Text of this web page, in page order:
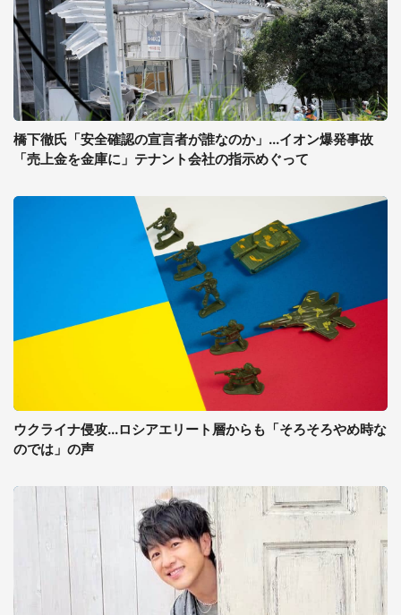
橋下徹氏「安全確認の宣言者が誰なのか」...イオン爆発事故
「売上金を金庫に」テナント会社の指示めぐって
ウクライナ侵攻...ロシアエリート層からも「そろそろやめ時な
のでは」の声